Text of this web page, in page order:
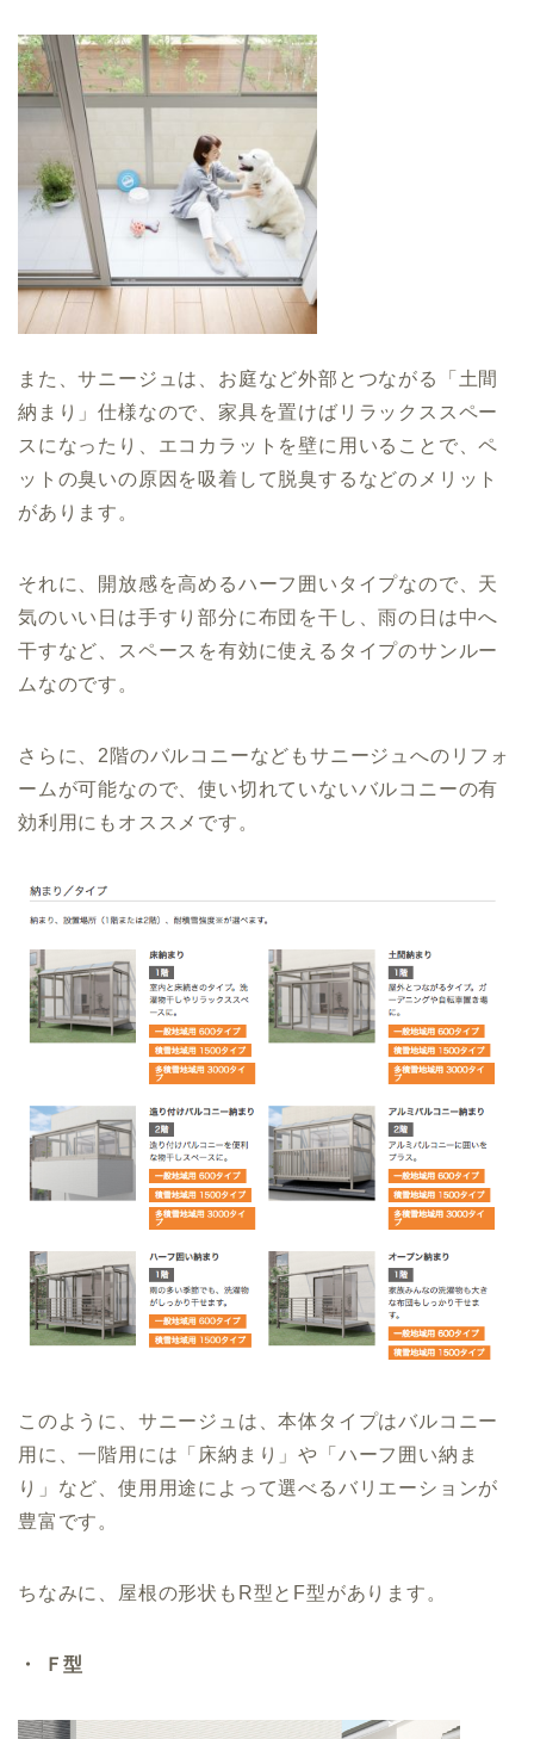
また、サニージュは、お庭など外部とつながる「土間
納まり」仕様なので、家具を置けばリラックススペー
スになったり、エコカラットを壁に用いることで、ペ
ットの臭いの原因を吸着して脱臭するなどのメリット
があります。
それに、開放感を高めるハーフ囲いタイプなので、天
気のいい日は手すり部分に布団を干し、雨の日は中へ
干すなど、スペースを有効に使えるタイプのサンルー
ムなのです。
さらに、2階のバルコニーなどもサニージュへのリフォ
ームが可能なので、使い切れていないバルコニーの有
効利用にもオススメです。
このように、サニージュは、本体タイプはバルコニー
用に、一階用には「床納まり」や「ハーフ囲い納ま
り」など、使用用途によって選べるバリエーションが
豊富です。
ちなみに、屋根の形状もR型とF型があります。
・ Ｆ型